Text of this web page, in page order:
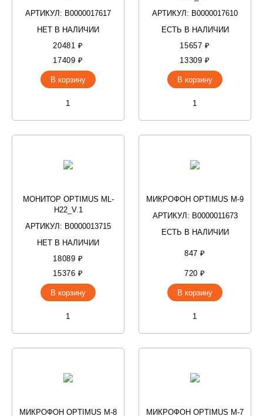
АРТИКУЛ: В0000017617
НЕТ В НАЛИЧИИ
20481 ₽
17409 ₽
В корзину
АРТИКУЛ: В0000017610
ЕСТЬ В НАЛИЧИИ
15657 ₽
13309 ₽
В корзину
МОНИТОР OPTIMUS ML-
H22_V.1
АРТИКУЛ: В0000013715
НЕТ В НАЛИЧИИ
18089 ₽
15376 ₽
В корзину
МИКРОФОН OPTIMUS M-9
АРТИКУЛ: В0000011673
ЕСТЬ В НАЛИЧИИ
847 ₽
720 ₽
В корзину
МИКРОФОН OPTIMUS M-8
МИКРОФОН OPTIMUS M-7